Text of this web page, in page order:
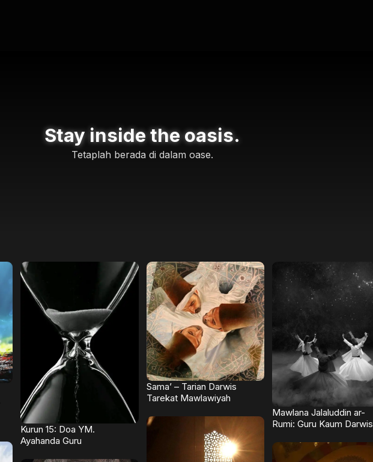
Stay inside the oasis.
Tetaplah berada di dalam oase.
Kurun 15: Doa YM.
Ayahanda Guru
Sama’ – Tarian Darwis
Tarekat Mawlawiyah
Mawlana Jalaluddin ar-
Rumi: Guru Kaum Darwis